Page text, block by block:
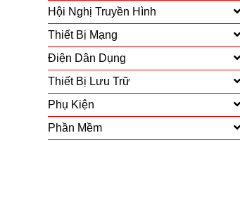
Hội Nghị Truyền Hình
Thiết Bị Mạng
Điện Dân Dụng
Thiết Bị Lưu Trữ
Phụ Kiện
Phần Mềm